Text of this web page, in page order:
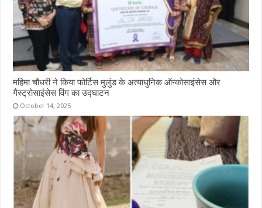
महिमा चौधरी ने किया फोर्टिस मुलुंड के अत्याधुनिक ऑन्कोसाइंसेस और
गैस्ट्रोसाइंसेस विंग का उद्घाटन
October 14, 2025